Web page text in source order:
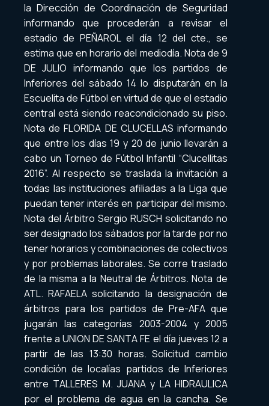
la Dirección de Coordinación de Seguridad
informando que procederán a revisar el
estadio de PEÑAROL el día 12 del cte., se
estima que en horario del mediodía. Nota de 9
DE JULIO informando que los partidos de
Inferiores del sábado 14 lo disputarán en la
Escuelita de Fútbol en virtud de que el estadio
central está siendo reacondicionado su piso.
Nota de FLORIDA DE CLUCELLAS informando
que entre los días 19 y 20 de junio llevarán a
cabo un Torneo de Fútbol Infantil “Clucellitas
2016”. Al respecto se traslada la invitación a
todas las instituciones afiliadas a la Liga que
puedan tener interés en participar del mismo.
Nota del Árbitro Sergio RUSCH solicitando no
ser designado los sábados por la tarde por no
tener horarios y combinaciones de colectivos
y por problemas laborales. Se corre traslado
de la misma a la Neutral de Árbitros. Nota de
ATL. RAFAELA solicitando la designación de
árbitros para los partidos de Pre-AFA que
jugarán las categorías 2003-2004 y 2005
frente a UNION DE SANTA FE el día jueves 12 a
partir de las 13:30 horas. Solicitud cambio
condición de localías partidos de Inferiores
entre TALLERES M. JUANA y LA HIDRAULICA
por el problema de agua en la cancha. Se